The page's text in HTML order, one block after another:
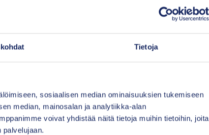
Tietoja
sosiaalisen median ominaisuuksien tukemiseen
median, mainosalan ja analytiikka-alan
voivat yhdistää näitä tietoja muihin tietoihin, joita
palvelujaan.
Säätiön toiminta ja talous Tutkimukset